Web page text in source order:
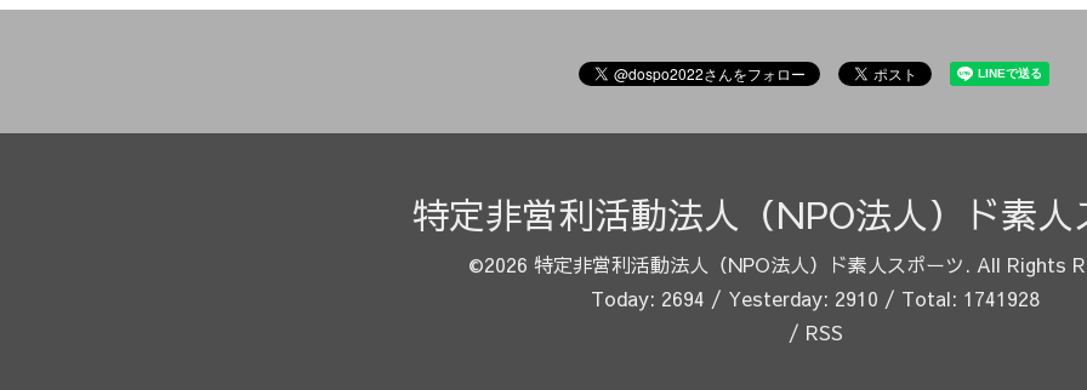
特定非営利活動法人（NPO法人）ド素人
©2026 特定非営利活動法人（NPO法人）ド素人スポーツ. All Rights
Today: 2694 / Yesterday: 2910 / Total: 1741928
/ RSS